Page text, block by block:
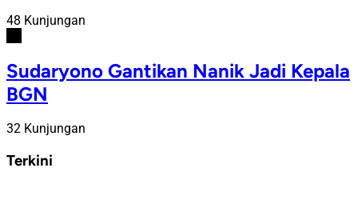
48 Kunjungan
Sudaryono Gantikan Nanik Jadi Kepala
BGN
32 Kunjungan
Terkini